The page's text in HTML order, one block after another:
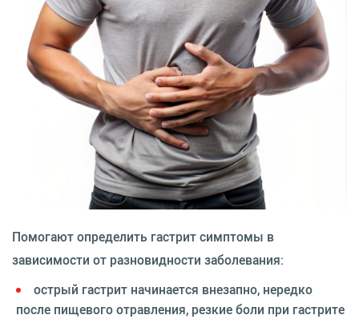
Помогают определить гастрит симптомы в
зависимости от разновидности заболевания:
острый гастрит начинается внезапно, нередко
после пищевого отравления, резкие боли при гастрите